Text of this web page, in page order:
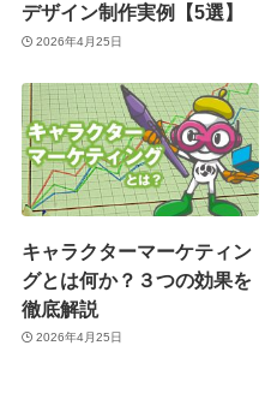
デザイン制作実例【5選】
2026年4月25日
キャラクターマーケティン
グとは何か？３つの効果を
徹底解説
2026年4月25日